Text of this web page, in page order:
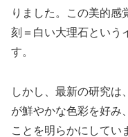
りました。この美的感
刻＝白い大理石という
す。
しかし、最新の研究は
が鮮やかな色彩を好み
ことを明らかにしてい